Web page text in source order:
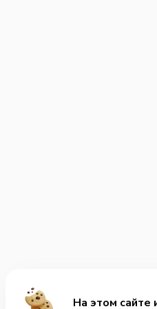
На этом сайте